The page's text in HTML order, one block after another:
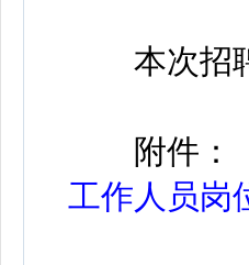
本次招聘
附件：
工作人员岗